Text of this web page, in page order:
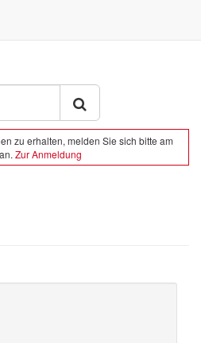
zu erhalten, melden Sie sich bitte am
Zur Anmeldung